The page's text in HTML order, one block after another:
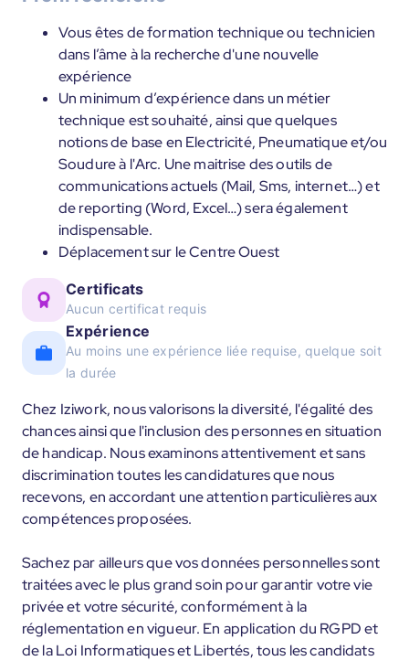
Vous êtes de formation technique ou technicien
dans l’âme à la recherche d'une nouvelle
expérience
Un minimum d’expérience dans un métier
technique est souhaité, ainsi que quelques
notions de base en Electricité, Pneumatique et/ou
Soudure à l'Arc. Une maitrise des outils de
communications actuels (Mail, Sms, internet…) et
de reporting (Word, Excel…) sera également
indispensable.
Déplacement sur le Centre Ouest
Certificats
Aucun certificat requis
Expérience
Au moins une expérience liée requise, quelque soit
la durée
Chez Iziwork, nous valorisons la diversité, l'égalité des
chances ainsi que l'inclusion des personnes en situation
de handicap. Nous examinons attentivement et sans
discrimination toutes les candidatures que nous
recevons, en accordant une attention particulières aux
compétences proposées.
Sachez par ailleurs que vos données personnelles sont
traitées avec le plus grand soin pour garantir votre vie
privée et votre sécurité, conformément à la
réglementation en vigueur. En application du RGPD et
de la Loi Informatiques et Libertés, tous les candidats